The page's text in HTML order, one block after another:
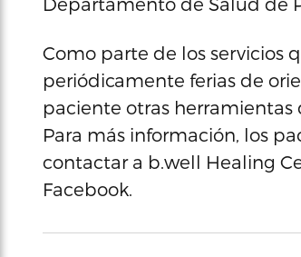
Como parte de los servicios
periódicamente ferias de
paciente otras herramientas
Para más información, los
contactar a b.well Healing
Facebook.